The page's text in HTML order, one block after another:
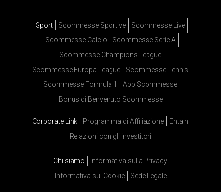
Sport Scommesse Sportive
Scommesse Live
Scommesse Calcio
Scommesse Serie A
Scommesse Champions League
Scommesse Europa League
Scommesse Tennis
Scommesse Formula 1
App Scommesse
Bonus di Benvenuto Scommesse
Corporate Link Programma di Affiliazione
Entain
Relazioni con gli investitori
Chi siamo
Informativa sulla Privacy
Informativa sui Cookie
Sede Legale